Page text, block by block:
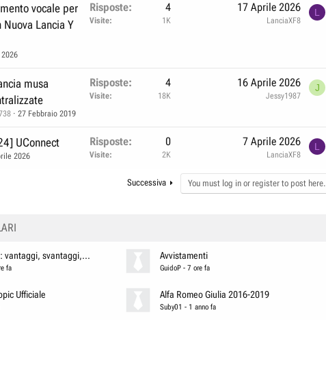
vocale per
Lancia Y
Risposte 4
Visite 1K
17 Aprile 2026
LanciaXF8
L
musa
27 Febbraio 2019
Risposte 4
Visite 18K
16 Aprile 2026
Jessy1987
J
UConnect
2026
Risposte 0
Visite 2K
7 Aprile 2026
LanciaXF8
L
Successiva You must log in or register to post here.
vantaggi, svantaggi,...
fa
Avvistamenti
GuidoP - 7 ore fa
Ufficiale Alfa Romeo Giulia 2016-2019
Suby01 - 1 anno fa